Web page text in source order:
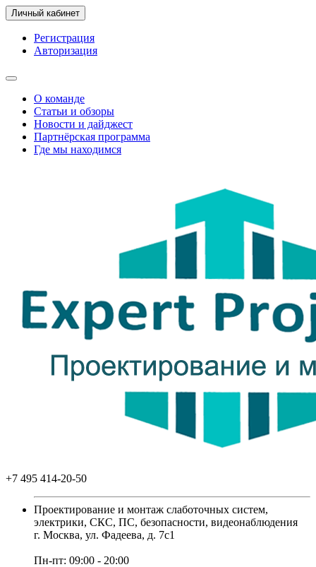
Личный кабинет
Регистрация
Авторизация
О команде
Статьи и обзоры
Новости и дайджест
Партнёрская программа
Где мы находимся
+7 495 414-20-50
Проектирование и монтаж слаботочных систем,
электрики, СКС, ПС, безопасности, видеонаблюдения
г. Москва, ул. Фадеева, д. 7с1
Пн-пт: 09:00 - 20:00